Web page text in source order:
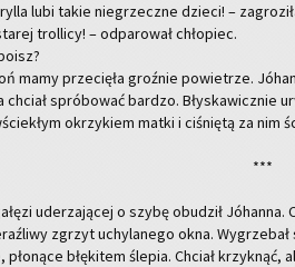
lubi takie nie­grzecz­ne dzie­ci! –
trol­li­cy! – od­pa­ro­wał chło­piec.
mamy prze­cię­ła groź­nie po­wie­trze.
spró­bo­wać bar­dzo. Bły­ska­wicz­nie
okrzy­kiem matki i ci­śnię­tą za nim
***
ude­rza­ją­cej o szybę obu­dził
zgrzyt uchy­la­ne­go okna.
błę­ki­tem śle­pia. Chciał krzyk­nąć,